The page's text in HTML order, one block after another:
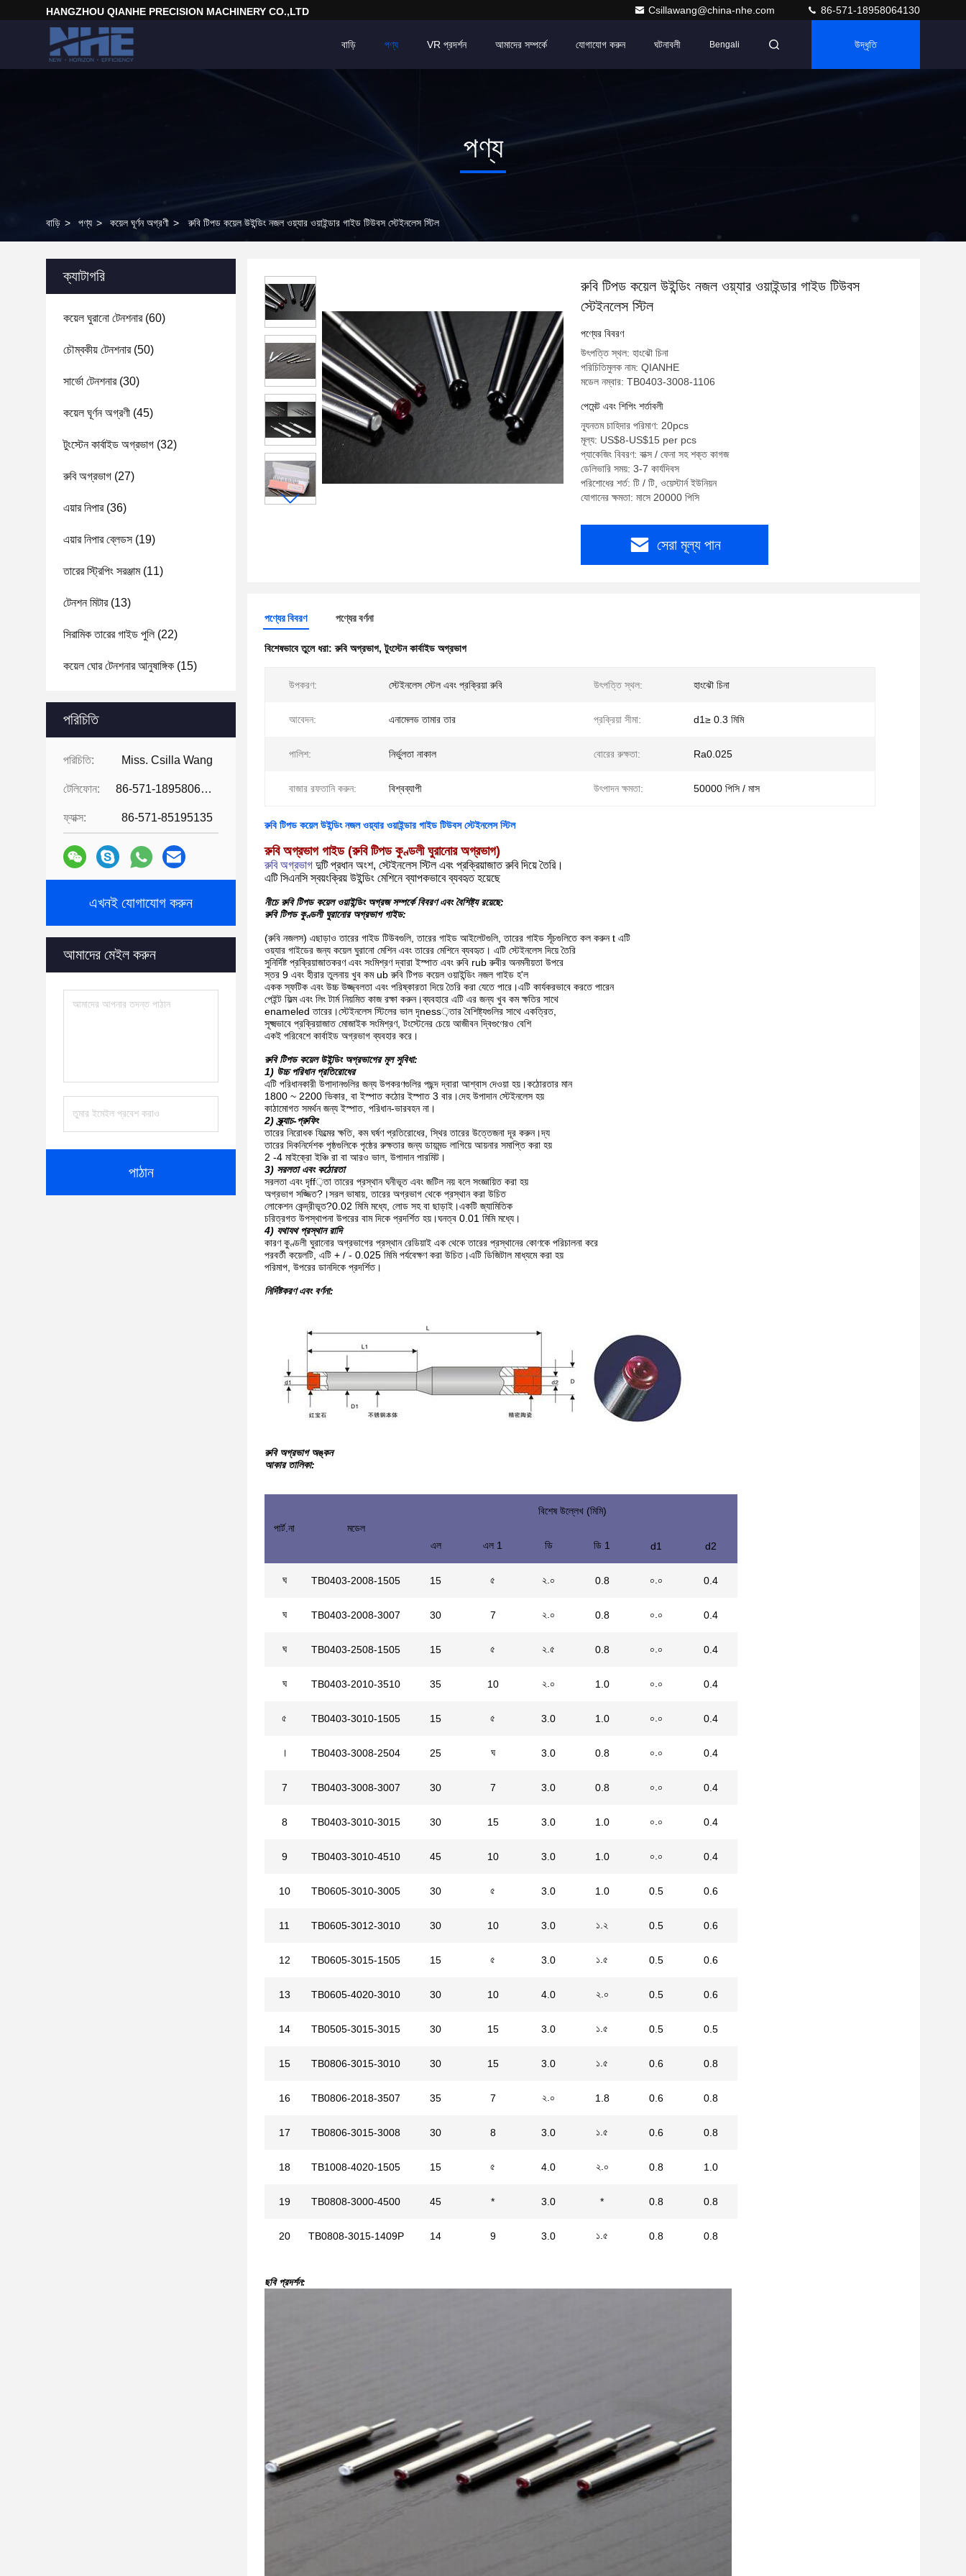
HANGZHOU QIANHE PRECISION MACHINERY CO.,LTD Csillawang@china-nhe.com 86-571-18958064130
বাড়ি পণ্য VR প্রদর্শন আমাদের সম্পর্কে যোগাযোগ করুন ঘটনাবলী Bengali উদ্ধৃতি
পণ্য
বাড়ি > পণ্য > কয়েল ঘূর্ণন অগ্রণী > রুবি টিপড কয়েল উইন্ডিং নজল ওয়্যার ওয়াইন্ডার গাইড টিউবস স্টেইনলেস স্টিল
ক্যাটাগরি
কয়েল ঘুরানো টেনশনার(60)
চৌম্বকীয় টেনশনার(50)
সার্ভো টেনশনার(30)
কয়েল ঘূর্ণন অগ্রণী (45)
টুংস্টেন কার্বাইড অগ্রভাগ (32)
রুবি অগ্রভাগ (27)
এয়ার নিপার(36)
এয়ার নিপার ব্লেডস(19)
তারের স্ট্রিপিং সরঞ্জাম(11)
টেনশন মিটার(13)
সিরামিক তারের গাইড পুলি(22)
কয়েল ঘোর টেনশনার আনুষাঙ্গিক (15)
পরিচিতি
পরিচিতি: Miss. Csilla Wang
টেলিফোন: 86-571-18958064130
ফ্যাক্স: 86-571-85195135
এখনই যোগাযোগ করুন
আমাদের মেইল ​​করুন
পাঠান
রুবি টিপড কয়েল উইন্ডিং নজল ওয়্যার ওয়াইন্ডার গাইড টিউবস
স্টেইনলেস স্টিল
পণ্যের বিবরণ
উৎপত্তি স্থল: হাংঝৌ চিনা
পরিচিতিমুলক নাম: QIANHE
মডেল নম্বার: TB0403-3008-1106
পেমেন্ট এবং শিপিং শর্তাবলী
ন্যূনতম চাহিদার পরিমাণ: 20pcs
মূল্য: US$8-US$15 per pcs
প্যাকেজিং বিবরণ: বাক্স / ফেনা সহ শক্ত কাগজ
ডেলিভারি সময়: 3-7 কার্যদিবস
পরিশোধের শর্ত: টি / টি, ওয়েস্টার্ন ইউনিয়ন
যোগানের ক্ষমতা: মাসে 20000 পিসি
সেরা মূল্য পান
পণ্যের বিবরণ পণ্যের বর্ণনা
বিশেষভাবে তুলে ধরা:রুবি অগ্রভাগ,টুংস্টেন কার্বাইড অগ্রভাগ
উপকরণ: স্টেইনলেস স্টেল এবং প্রক্রিয়া রুবি উৎপত্তি স্থল: হাংঝৌ চিনা
আবেদন: এনামেলড তামার তার প্রক্রিয়া সীমা: d1≥ 0.3 মিমি
পালিশ: নির্ভুলতা নাকাল বোরের রুক্ষতা: Ra0.025
বাজার রফতানি করুন: বিশ্বব্যাপী উৎপাদন ক্ষমতা: 50000 পিসি / মাস
রুবি টিপড কয়েল উইন্ডিং নজল ওয়্যার ওয়াইন্ডার গাইড টিউবস স্টেইনলেস স্টিল
রুবি অগ্রভাগ গাইড (রুবি টিপড কুণ্ডলী ঘুরানোর অগ্রভাগ)
রুবি অগ্রভাগ দুটি প্রধান অংশ, স্টেইনলেস স্টিল এবং প্রক্রিয়াজাত রুবি দিয়ে তৈরি।
এটি সিএনসি স্বয়ংক্রিয় উইন্ডিং মেশিনে ব্যাপকভাবে ব্যবহৃত হয়েছে
নীচে রুবি টিপড কয়েল ওয়াইন্ডিং অগ্রজ সম্পর্কে বিবরণ এবং বৈশিষ্ট্য রয়েছে:
রুবি টিপড কুণ্ডলী ঘুরানোর অগ্রভাগ গাইড:
(রুবি নজলস) এছাড়াও তারের গাইড টিউবগুলি, তারের গাইড আইলেটগুলি, তারের গাইড সূঁচগুলিতে কল করুন t এটি
ওয়্যার গাইডের জন্য কয়েল ঘুরানো মেশিন এবং তারের মেশিনে ব্যবহৃত। এটি স্টেইনলেস দিয়ে তৈরি
সুনির্দিষ্ট প্রক্রিয়াজাতকরণ এবং সংমিশ্রণ দ্বারা ইস্পাত এবং রুবি rub রুবীর অনমনীয়তা উপরে
স্তর 9 এবং হীরার তুলনায় খুব কম ub রুবি টিপড কয়েল ওয়াইন্ডিং নজল গাইড হ'ল
একক স্ফটিক এবং উচ্চ উজ্জ্বলতা এবং পরিষ্কারতা দিয়ে তৈরি করা যেতে পারে।এটি কার্যকরভাবে করতে পারেন
পেইন্ট ফিল্ম এবং লিং টার্ম নিয়মিত কাজ রক্ষা করুন।ব্যবহারে এটি এর জন্য খুব কম ক্ষতির সাথে
enameled তারের।স্টেইনলেস স্টিলের ভাল দৃness়তার বৈশিষ্ট্যগুলির সাথে একত্রিত,
সূক্ষ্মভাবে প্রক্রিয়াজাত মোজাইক সংমিশ্রণ, টংস্টেনের চেয়ে আজীবন দ্বিগুণেরও বেশি
একই পরিবেশে কার্বাইড অগ্রভাগ ব্যবহার করে।
রুবি টিপড কয়েল উইন্ডিং অগ্রভাগের মূল সুবিধা:
1) উচ্চ পরিধান প্রতিরোধের
এটি পরিধানকারী উপাদানগুলির জন্য উপকরণগুলির পছন্দ দ্বারা আশ্বাস দেওয়া হয়।কঠোরতার মান
1800 ~ 2200 ভিকার, বা ইস্পাত কঠোর ইস্পাত 3 বার।দেহ উপাদান স্টেইনলেস হয়
কাঠামোগত সমর্থন জন্য ইস্পাত, পরিধান-ভারবহন না।
2) স্ক্র্যাচ-প্রুফিং
তারের নিরোধক ফিল্মের ক্ষতি, কম ঘর্ষণ প্রতিরোধের, স্থির তারের উত্তেজনা দূর করুন।দ্য
তারের দিকনির্দেশক পৃষ্ঠগুলিকে পৃষ্ঠের রুক্ষতার জন্য ডায়মন্ড লাগিয়ে আয়নার সমাপ্তি করা হয়
2 -4 মাইক্রো ইঞ্চি রা বা আরও ভাল, উপাদান পারমিট।
3) সরলতা এবং কঠোরতা
সরলতা এবং দৃff়তা তারের প্রস্থান ঘনীভূত এবং জটিল নয় বলে সংজ্ঞায়িত করা হয়
অগ্রভাগ সজ্জিত?।সরল ভাষায়, তারের অগ্রভাগ থেকে প্রস্থান করা উচিত
লোকেশন কেন্দ্রীভূত?0.02 মিমি মধ্যে, লোড সহ বা ছাড়াই।একটি জ্যামিতিক
চরিত্রগত উপস্থাপনা উপরের বাম দিকে প্রদর্শিত হয়।ঘনত্ব 0.01 মিমি মধ্যে।
4) যথাযথ প্রস্থান রাদি
কারণ কুণ্ডলী ঘুরানোর অগ্রভাগের প্রস্থান রেডিয়াই এক থেকে তারের প্রস্থানের কোণকে পরিচালনা করে
পরবর্তী কয়েলটি, এটি + / - 0.025 মিমি পর্যবেক্ষণ করা উচিত।এটি ডিজিটাল মাধ্যমে করা হয়
পরিমাপ, উপরের ডানদিকে প্রদর্শিত।
নির্দিষ্টকরণ এবং বর্ণনা:
রুবি অগ্রভাগ অঙ্কন
আকার তালিকা:
পার্ট.না মডেল
বিশেষ উল্লেখ (মিমি)
এল এল 1 ডি ডি 1 d1 d2
ঘ TB0403-2008-1505 15 ৫ ২.০ 0.8 ০.০ 0.4
ঘ TB0403-2008-3007 30 7 ২.০ 0.8 ০.০ 0.4
ঘ TB0403-2508-1505 15 ৫ ২.৫ 0.8 ০.০ 0.4
ঘ TB0403-2010-3510 35 10 ২.০ 1.0 ০.০ 0.4
৫ TB0403-3010-1505 15 ৫ 3.0 1.0 ০.০ 0.4
। TB0403-3008-2504 25 ঘ 3.0 0.8 ০.০ 0.4
7 TB0403-3008-3007 30 7 3.0 0.8 ০.০ 0.4
8 TB0403-3010-3015 30 15 3.0 1.0 ০.০ 0.4
9 TB0403-3010-4510 45 10 3.0 1.0 ০.০ 0.4
10 TB0605-3010-3005 30 ৫ 3.0 1.0 0.5 0.6
11 TB0605-3012-3010 30 10 3.0 ১.২ 0.5 0.6
12 TB0605-3015-1505 15 ৫ 3.0 ১.৫ 0.5 0.6
13 TB0605-4020-3010 30 10 4.0 ২.০ 0.5 0.6
14 TB0505-3015-3015 30 15 3.0 ১.৫ 0.5 0.5
15 TB0806-3015-3010 30 15 3.0 ১.৫ 0.6 0.8
16 TB0806-2018-3507 35 7 ২.০ 1.8 0.6 0.8
17 TB0806-3015-3008 30 8 3.0 ১.৫ 0.6 0.8
18 TB1008-4020-1505 15 ৫ 4.0 ২.০ 0.8 1.0
19 TB0808-3000-4500 45 * 3.0 * 0.8 0.8
20 TB0808-3015-1409P 14 9 3.0 ১.৫ 0.8 0.8
ছবি প্রদর্শন: